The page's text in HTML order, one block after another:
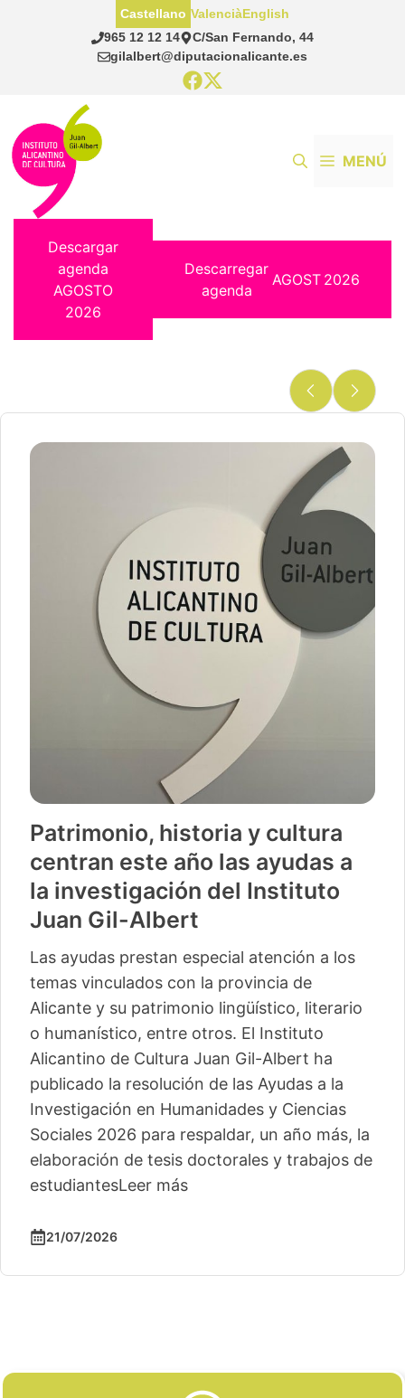
965 12 12 14
C/San Fernando, 44
gilalbert@diputacionalicante.es
Castellano ValenciàEnglish
MENÚ
Descargar
agenda
AGOSTO
2026
Descarregar
agenda
AGOST 2026
Patrimonio, historia y cultura
centran este año las ayudas a
la investigación del Instituto
Juan Gil-Albert
Las ayudas prestan especial atención a los
temas vinculados con la provincia de
Alicante y su patrimonio lingüístico, literario
o humanístico, entre otros. El Instituto
Alicantino de Cultura Juan Gil-Albert ha
publicado la resolución de las Ayudas a la
Investigación en Humanidades y Ciencias
Sociales 2026 para respaldar, un año más, la
elaboración de tesis doctorales y trabajos de
estudiantesLeer más
21/07/2026